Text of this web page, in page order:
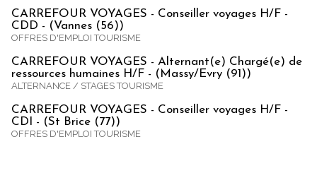
CARREFOUR VOYAGES - Conseiller voyages H/F -
CDD - (Vannes (56))
OFFRES D'EMPLOI TOURISME
CARREFOUR VOYAGES - Alternant(e) Chargé(e) de
ressources humaines H/F - (Massy/Evry (91))
ALTERNANCE / STAGES TOURISME
CARREFOUR VOYAGES - Conseiller voyages H/F -
CDI - (St Brice (77))
OFFRES D'EMPLOI TOURISME